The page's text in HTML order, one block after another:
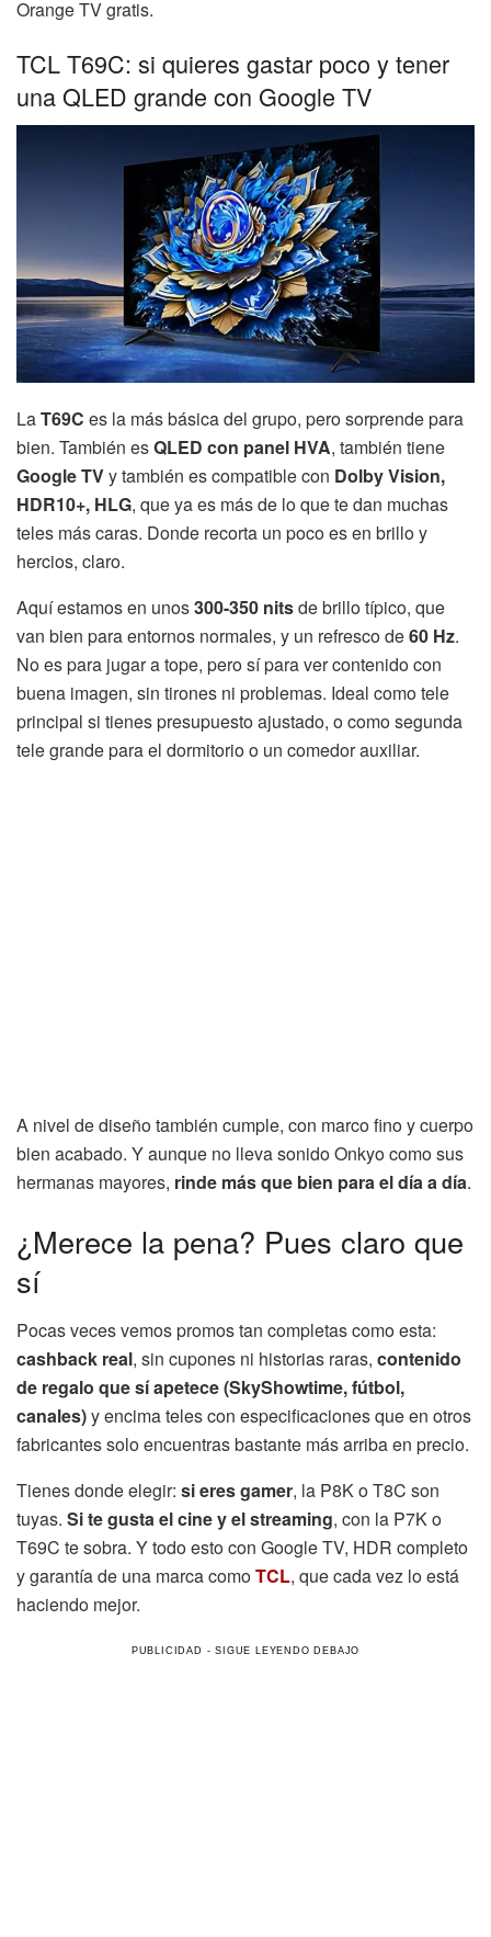
Orange TV gratis.
TCL T69C: si quieres gastar poco y tener
una QLED grande con Google TV
LaT69C es la más básica del grupo, pero sorprende para
bien. También esQLED con panel HVA, también tiene
Google TVy también es compatible con Dolby Vision,
HDR10+, HLG, que ya es más de lo que te dan muchas
teles más caras. Donde recorta un poco es en brillo y
hercios, claro.
Aquí estamos en unos300-350 nitsde brillo típico, que
van bien para entornos normales, y un refresco de60 Hz.
No es para jugar a tope, pero sí para ver contenido con
buena imagen, sin tirones ni problemas. Ideal como tele
principal si tienes presupuesto ajustado, o como segunda
tele grande para el dormitorio o un comedor auxiliar.
A nivel de diseño también cumple, con marco fino y cuerpo
bien acabado. Y aunque no lleva sonido Onkyo como sus
hermanas mayores, rinde más que bien para el día a día.
¿Merece la pena? Pues claro que
sí
Pocas veces vemos promos tan completas como esta:
cashback real, sin cupones ni historias raras, contenido
de regalo que sí apetece (SkyShowtime, fútbol,
canales)y encima teles con especificaciones que en otros
fabricantes solo encuentras bastante más arriba en precio.
Tienes donde elegir: si eres gamer, la P8K o T8C son
tuyas. Si te gusta el cine y el streaming, con la P7K o
T69C te sobra. Y todo esto con Google TV, HDR completo
y garantía de una marca comoTCL, que cada vez lo está
haciendo mejor.